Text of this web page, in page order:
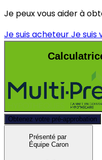
Je peux vous aider à
Je suis acheteurJe suis
Obtenez votre pré-approbation
Présenté par
Équipe Caron